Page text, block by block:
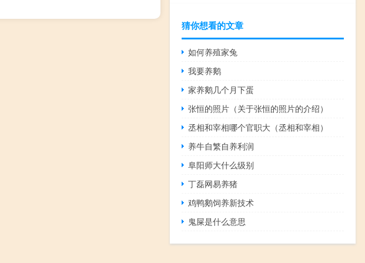
猜你想看的文章
如何养殖家兔
我要养鹅
家养鹅几个月下蛋
张恒的照片（关于张恒的照片的介绍）
丞相和宰相哪个官职大（丞相和宰相）
养牛自繁自养利润
阜阳师大什么级别
丁磊网易养猪
鸡鸭鹅饲养新技术
鬼屎是什么意思